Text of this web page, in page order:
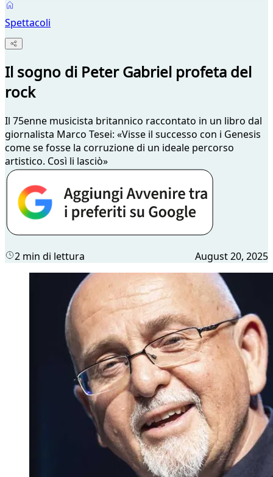
Spettacoli
Il sogno di Peter Gabriel profeta del
rock
Il 75enne musicista britannico raccontato in un libro dal
giornalista Marco Tesei: «Visse il successo con i Genesis
come se fosse la corruzione di un ideale percorso
artistico. Così li lasciò»
2 min di lettura August 20, 2025